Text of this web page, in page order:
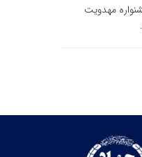
مهدویت